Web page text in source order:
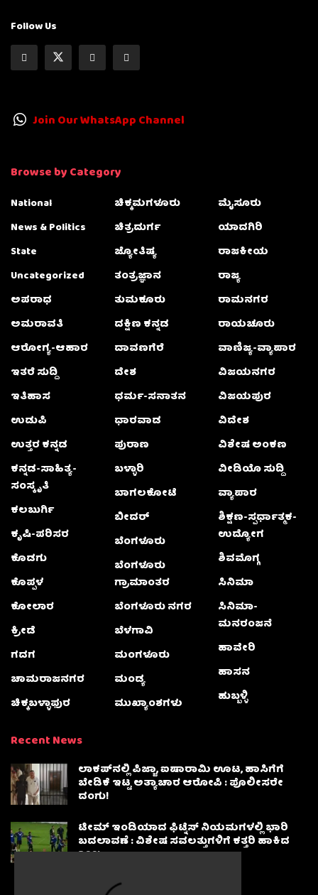
Follow Us
Join Our WhatsApp Channel
Browse by Category
National
News & Politics
State
Uncategorized
ಅಪರಾಧ
ಅಮರಾವತಿ
ಆರೋಗ್ಯ-ಆಹಾರ
ಇತರೆ ಸುದ್ದಿ
ಇತಿಹಾಸ
ಉಡುಪಿ
ಉತ್ತರ ಕನ್ನಡ
ಕನ್ನಡ-ಸಾಹಿತ್ಯ-
ಸಂಸ್ಕೃತಿ
ಕಲಬುರ್ಗಿ
ಕೃಷಿ-ಪರಿಸರ
ಕೊಡಗು
ಕೊಪ್ಪಳ
ಕೋಲಾರ
ಕ್ರೀಡೆ
ಗದಗ
ಚಾಮರಾಜನಗರ
ಚಿಕ್ಕಬಳ್ಳಾಫುರ
ಚಿಕ್ಕಮಗಳೂರು
ಚಿತ್ರದುರ್ಗ
ಜ್ಯೋತಿಷ್ಯ
ತಂತ್ರಜ್ಞಾನ
ತುಮಕೂರು
ದಕ್ಷಿಣ ಕನ್ನಡ
ದಾವಣಗೆರೆ
ದೇಶ
ಧರ್ಮ-ಸನಾತನ
ಧಾರವಾಡ
ಪುರಾಣ
ಬಳ್ಳಾರಿ
ಬಾಗಲಕೋಟೆ
ಬೀದರ್
ಬೆಂಗಳೂರು
ಬೆಂಗಳೂರು
ಗ್ರಾಮಾಂತರ
ಬೆಂಗಳೂರು ನಗರ
ಬೆಳಗಾವಿ
ಮಂಗಳೂರು
ಮಂಡ್ಯ
ಮುಖ್ಯಾಂಶಗಳು
ಮೈಸೂರು
ಯಾದಗಿರಿ
ರಾಜಕೀಯ
ರಾಜ್ಯ
ರಾಮನಗರ
ರಾಯಚೂರು
ವಾಣಿಜ್ಯ-ವ್ಯಾಪಾರ
ವಿಜಯನಗರ
ವಿಜಯಪುರ
ವಿದೇಶ
ವಿಶೇಷ ಅಂಕಣ
ವೀಡಿಯೊ ಸುದ್ದಿ
ವ್ಯಾಪಾರ
ಶಿಕ್ಷಣ-ಸ್ಪರ್ಧಾತ್ಮಕ-
ಉದ್ಯೋಗ
ಶಿವಮೊಗ್ಗ
ಸಿನಿಮಾ
ಸಿನಿಮಾ-
ಮನರಂಜನೆ
ಹಾವೇರಿ
ಹಾಸನ
ಹುಬ್ಬಳ್ಳಿ
Recent News
ಲಾಕಪ್‌ನಲ್ಲಿ ಪಿಜ್ಜಾ, ಐಷಾರಾಮಿ ಊಟ, ಹಾಸಿಗೆಗೆ
ಬೇಡಿಕೆ ಇಟ್ಟ ಅತ್ಯಾಚಾರ ಆರೋಪಿ : ಪೊಲೀಸರೇ
ದಂಗು!
ಟೀಮ್ ಇಂಡಿಯಾದ ಫಿಟ್ನೆಸ್ ನಿಯಮಗಳಲ್ಲಿ ಭಾರಿ
ಬದಲಾವಣೆ : ವಿಶೇಷ ಸವಲತ್ತುಗಳಿಗೆ ಕತ್ತರಿ ಹಾಕಿದ
BCCI